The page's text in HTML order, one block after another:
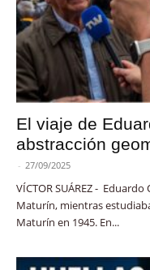
El viaje de
abstracción
- 27/09/2025
VÍCTOR SUÁREZ -
Maturín, mientras
Maturín en 1945. En...